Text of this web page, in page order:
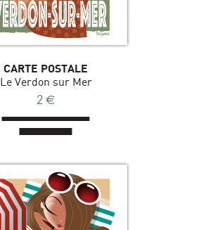
CARTE POSTALE
Le Verdon sur Mer
2 €